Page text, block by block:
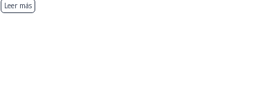
Leer más